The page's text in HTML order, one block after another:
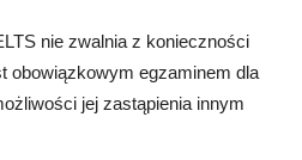
nie zwalnia z konieczności
obowiązkowym egzaminem dla
jej zastąpienia innym